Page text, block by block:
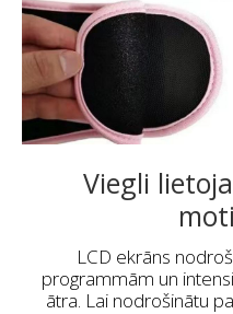
Viegli
LCD ekrāns
programmām un
ātra. Lai nodrošinātu